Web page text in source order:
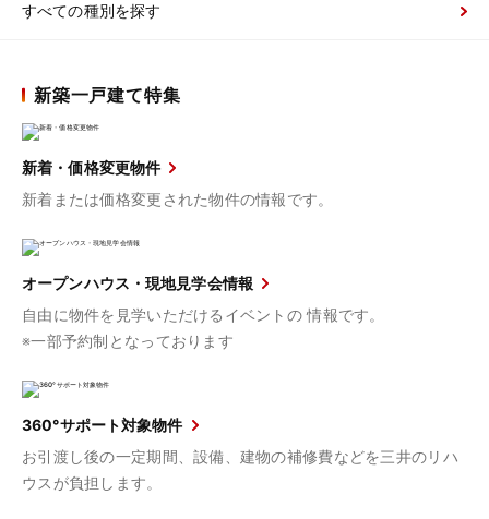
すべての種別を探す
新築一戸建て特集
新着・価格変更物件
新着または価格変更された物件の情報です。
オープンハウス・現地見学会情報
自由に物件を見学いただけるイベントの 情報です。
※一部予約制となっております
360°サポート対象物件
お引渡し後の一定期間、設備、建物の補修費などを三井のリハ
ウスが負担します。